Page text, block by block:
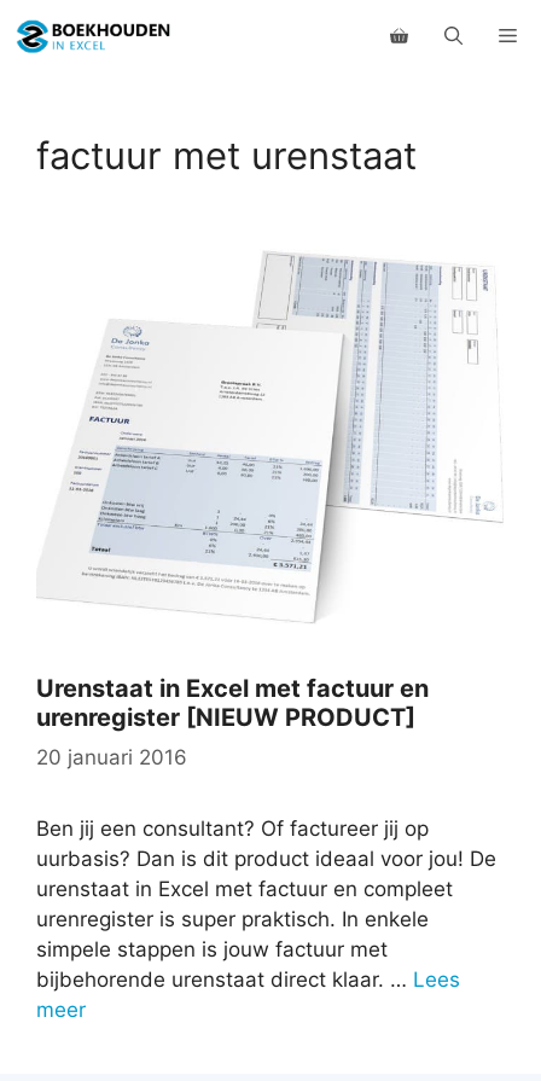
naar
factuur met urenstaat
Urenstaat in Excel met factuur en
urenregister [NIEUW PRODUCT]
20 januari 2016
Ben jij een consultant? Of factureer jij op
uurbasis? Dan is dit product ideaal voor jou! De
urenstaat in Excel met factuur en compleet
urenregister is super praktisch. In enkele
simpele stappen is jouw factuur met
bijbehorende urenstaat direct klaar. … Lees
meer